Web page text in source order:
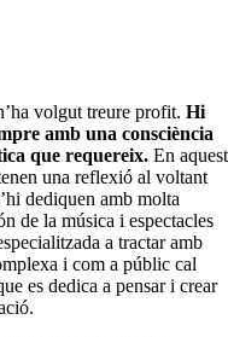
volgut treure profit. Hi
amb una consciència
que requereix. En aquest
una reflexió al voltant
dediquen amb molta
de la música i espectacles
a tractar amb
i com a públic cal
es dedica a pensar i crear